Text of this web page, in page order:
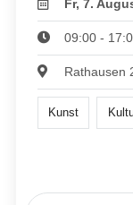
Fr, 7.
09:00 -
Rathausen
Kunst